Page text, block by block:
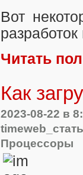
Вот
Читать
Как
2023-08-22 в
Процессоры